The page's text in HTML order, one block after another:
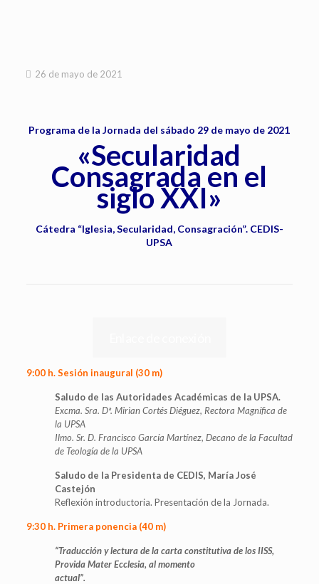
26 de mayo de 2021
Programa de la Jornada del sábado 29 de mayo de 2021
«Secularidad
Consagrada en el
siglo XXI»
Cátedra “Iglesia, Secularidad, Consagración”. CEDIS-
UPSA
9:00 h. Sesión inaugural (30 m)
Saludo de las Autoridades Académicas de la UPSA.
Excma. Sra. Dª. Mirian Cortés Diéguez, Rectora Magnífica de
la UPSA
Ilmo. Sr. D. Francisco García Martínez, Decano de la Facultad
de Teología de la UPSA
Saludo de la Presidenta de CEDIS, María José
Castejón
Reflexión introductoria. Presentación de la Jornada.
9:30 h. Primera ponencia (40 m)
“Traducción y lectura de la carta constitutiva de los IISS,
Provida Mater Ecclesia, al momento
actual”.